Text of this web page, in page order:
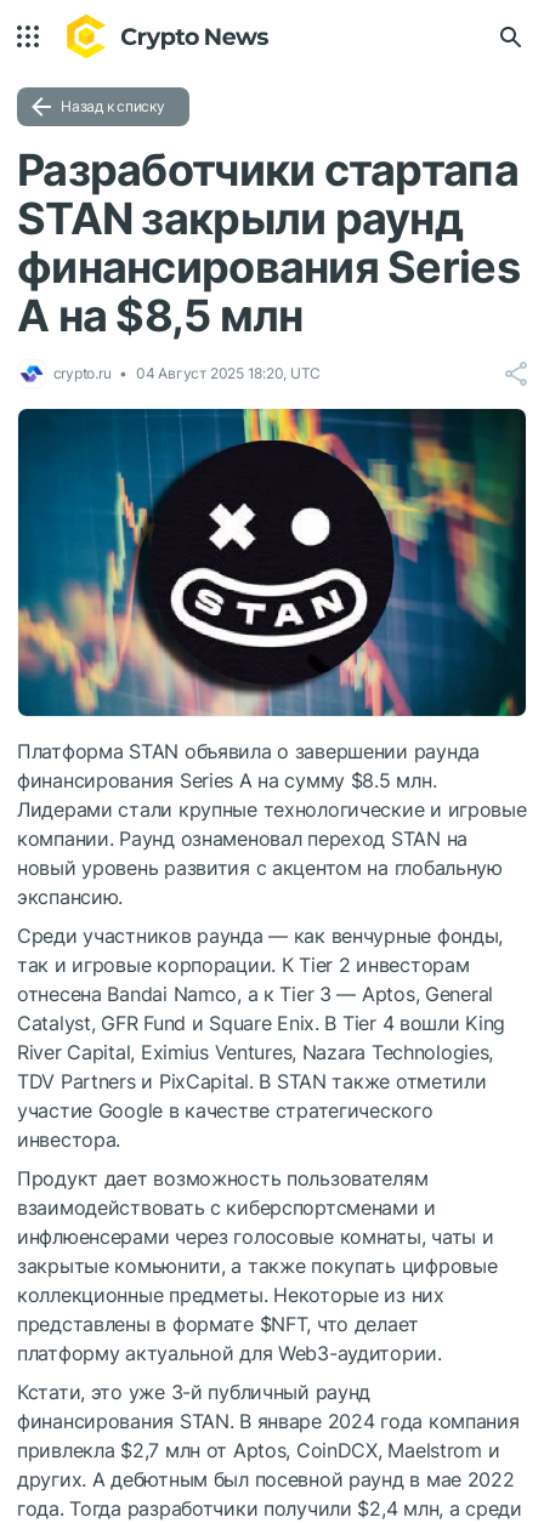
Назад к списку
Разработчики стартапа
STAN закрыли раунд
финансирования Series
A на $8,5 млн
crypto.ru 04 Август 2025 18:20, UTC
Платформа STAN объявила о завершении раунда
финансирования Series A на сумму $8.5 млн.
Лидерами стали крупные технологические и игровые
компании. Раунд ознаменовал переход STAN на
новый уровень развития с акцентом на глобальную
экспансию.
Среди участников раунда — как венчурные фонды,
так и игровые корпорации. К Tier 2 инвесторам
отнесена Bandai Namco, а к Tier 3 — Aptos, General
Catalyst, GFR Fund и Square Enix. В Tier 4 вошли King
River Capital, Eximius Ventures, Nazara Technologies,
TDV Partners и PixCapital. В STAN также отметили
участие Google в качестве стратегического
инвестора.
Продукт дает возможность пользователям
взаимодействовать с киберспортсменами и
инфлюенсерами через голосовые комнаты, чаты и
закрытые комьюнити, а также покупать цифровые
коллекционные предметы. Некоторые из них
представлены в формате $NFT, что делает
платформу актуальной для Web3-аудитории.
Кстати, это уже 3-й публичный раунд
финансирования STAN. В январе 2024 года компания
привлекла $2,7 млн от Aptos, CoinDCX, Maelstrom и
других. А дебютным был посевной раунд в мае 2022
года. Тогда разработчики получили $2,4 млн, а среди